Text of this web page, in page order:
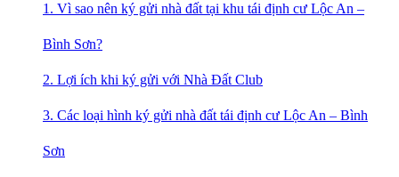
1. Vì sao nên ký gửi nhà đất tại khu tái định cư Lộc An –
Bình Sơn?
2. Lợi ích khi ký gửi với Nhà Đất Club
3. Các loại hình ký gửi nhà đất tái định cư Lộc An – Bình
Sơn